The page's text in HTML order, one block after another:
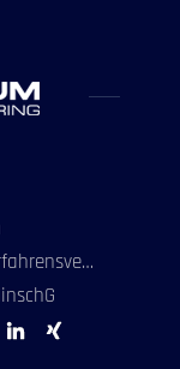
Auszug aus dem öffentlichen Verfahrensverzeichnis